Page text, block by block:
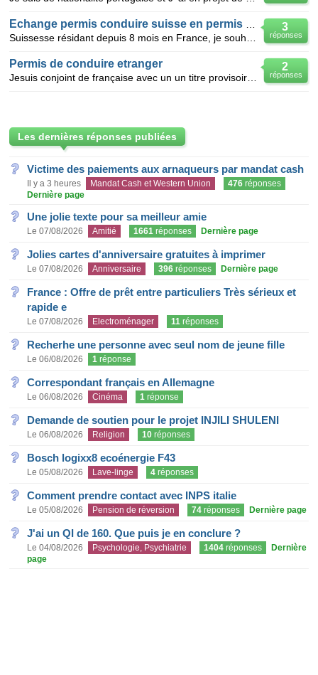
3
réponses
2
réponses
Permis de conduire etranger
Les dernières réponses publiées
Victime des paiements aux arnaqueurs par mandat cash
Il y a 3 heures Mandat Cash et Western Union 476 réponses
Dernière page
Une jolie texte pour sa meilleur amie
Le 07/08/2026 Amitié 1661 réponses Dernière page
Jolies cartes d'anniversaire gratuites à imprimer
Le 07/08/2026 Anniversaire 396 réponses Dernière page
France : Offre de prêt entre particuliers Très sérieux et
rapide e
Le 07/08/2026 Electroménager 11 réponses
Recherhe une personne avec seul nom de jeune fille
Le 06/08/2026 1 réponse
Correspondant français en Allemagne
Le 06/08/2026 Cinéma 1 réponse
Demande de soutien pour le projet INJILI SHULENI
Le 06/08/2026 Religion 10 réponses
Bosch logixx8 ecoénergie F43
Le 05/08/2026 Lave-linge 4 réponses
Comment prendre contact avec INPS italie
Le 05/08/2026 Pension de réversion 74 réponses Dernière page
J'ai un QI de 160. Que puis je en conclure ?
Le 04/08/2026 Psychologie, Psychiatrie 1404 réponses
Dernière
page